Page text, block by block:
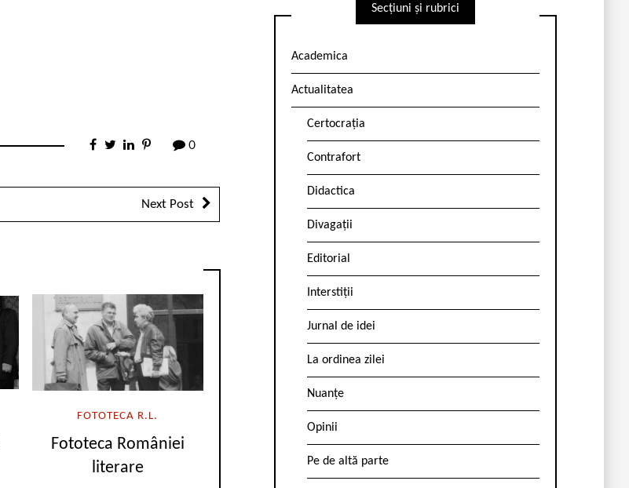
0
Next Post
FOTOTECA R.L.
Fototeca României
literare
Secțiuni și rubrici
Academica
Actualitatea
Certocrația
Contrafort
Didactica
Divagații
Editorial
Interstiții
Jurnal de idei
La ordinea zilei
Nuanțe
Opinii
Pe de altă parte